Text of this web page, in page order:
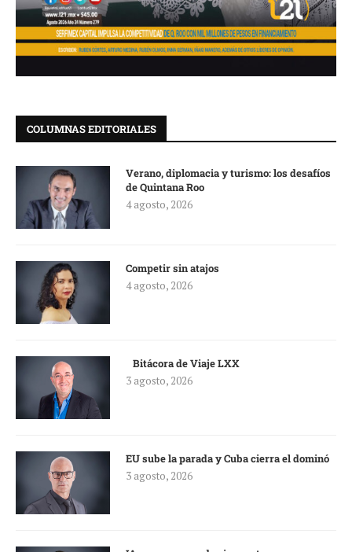
COLUMNAS EDITORIALES
Verano, diplomacia y turismo: los desafíos
de Quintana Roo
4 agosto, 2026
Competir sin atajos
4 agosto, 2026
Bitácora de Viaje LXX
3 agosto, 2026
EU sube la parada y Cuba cierra el dominó
3 agosto, 2026